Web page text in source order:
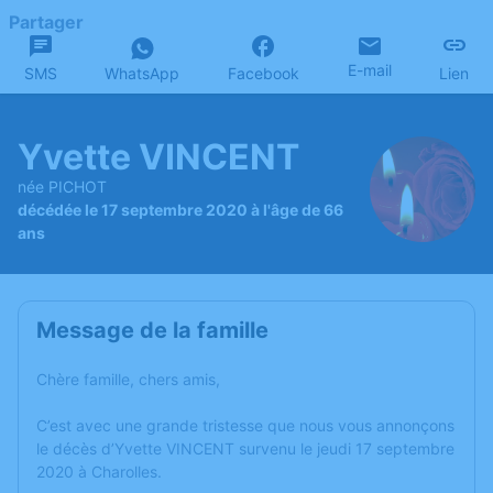
Partager
SMS WhatsApp Facebook E-mail Lien
Yvette VINCENT
née PICHOT
décédée le 17 septembre 2020 à l'âge de 66
ans
Message de la famille
Chère famille, chers amis,
C’est avec une grande tristesse que nous vous annonçons
le décès d’Yvette VINCENT survenu le jeudi 17 septembre
2020 à Charolles.